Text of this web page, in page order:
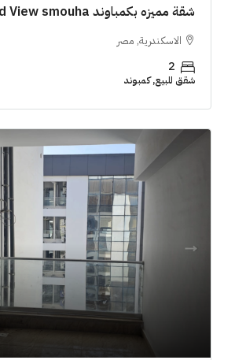
شقة مميزه بكمباوند 129m Grand View smouha
الاسكندرية, مصر
2
شقق للبيع, كمبوند